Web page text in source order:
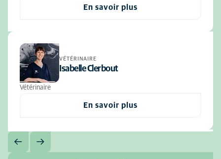
En savoir plus
VÉTÉRINAIRE
Isabelle Clerbout
Vétérinaire
En savoir plus